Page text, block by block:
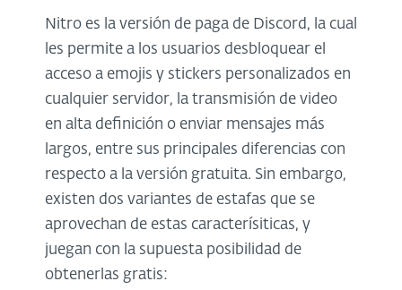
Nitro es la versión de paga de Discord, la cual
les permite a los usuarios desbloquear el
acceso a emojis y stickers personalizados en
cualquier servidor, la transmisión de video
en alta definición o enviar mensajes más
largos, entre sus principales diferencias con
respecto a la versión gratuita. Sin embargo,
existen dos variantes de estafas que se
aprovechan de estas caracterísiticas, y
juegan con la supuesta posibilidad de
obtenerlas gratis: